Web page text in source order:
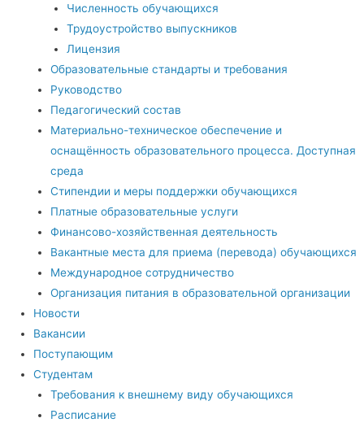
Численность обучающихся
Трудоустройство выпускников
Лицензия
Образовательные стандарты и требования
Руководство
Педагогический состав
Материально-техническое обеспечение и
оснащённость образовательного процесса. Доступная
среда
Стипендии и меры поддержки обучающихся
Платные образовательные услуги
Финансово-хозяйственная деятельность
Вакантные места для приема (перевода) обучающихся
Международное сотрудничество
Организация питания в образовательной организации
Новости
Вакансии
Поступающим
Студентам
Требования к внешнему виду обучающихся
Расписание